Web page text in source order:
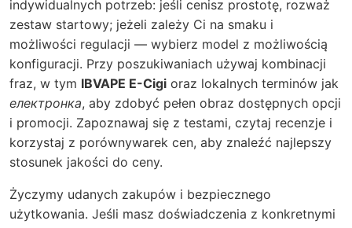
indywidualnych potrzeb: jeśli cenisz prostotę, rozważ
zestaw startowy; jeżeli zależy Ci na smaku i
możliwości regulacji — wybierz model z możliwością
konfiguracji. Przy poszukiwaniach używaj kombinacji
fraz, w tym IBVAPE E-Cigi oraz lokalnych terminów jak
електронка, aby zdobyć pełen obraz dostępnych opcji
i promocji. Zapoznawaj się z testami, czytaj recenzje i
korzystaj z porównywarek cen, aby znaleźć najlepszy
stosunek jakości do ceny.
Życzymy udanych zakupów i bezpiecznego
użytkowania. Jeśli masz doświadczenia z konkretnymi